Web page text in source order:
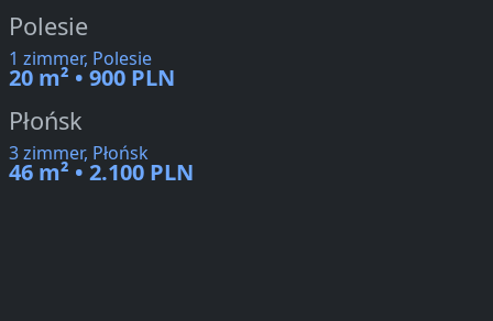
Polesie
1 zimmer, Polesie
20 m² • 900 PLN
Płońsk
3 zimmer, Płońsk
46 m² • 2.100 PLN